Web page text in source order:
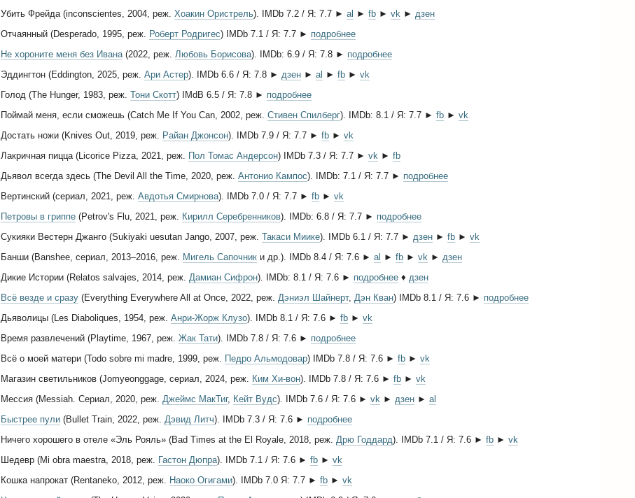
Убить Фрейда (inconscientes, 2004, реж. Хоакин Ористрель). IMDb 7.2 / Я: 7.7 ► al ► fb ► vk ► дзен
Отчаянный (Desperado, 1995, реж. Роберт Родригес) IMDb 7.1 / Я: 7.7 ► подробнее
Не хороните меня без Ивана(2022, реж. Любовь Борисова). IMDb: 6.9 / Я: 7.8 ► подробнее
Эддингтон (Eddington, 2025, реж. Ари Астер). IMDb 6.6 / Я: 7.8 ► дзен ► al ► fb ► vk
Голод (The Hunger, 1983, реж. Тони Скотт) IMdB 6.5 / Я: 7.8 ► подробнее
Поймай меня, если сможешь (Catch Me If You Can, 2002, реж. Стивен Спилберг). IMDb: 8.1 / Я: 7.7 ► fb ► vk
Достать ножи (Knives Out, 2019, реж. Райан Джонсон). IMDb 7.9 / Я: 7.7 ► fb ► vk
Лакричная пицца (Licorice Pizza, 2021, реж. Пол Томас Андерсон) IMDb 7.3 / Я: 7.7 ► vk ► fb
Дьявол всегда здесь (The Devil All the Time, 2020, реж. Антонио Кампос). IMDb: 7.1 / Я: 7.7 ► подробнее
Вертинский (сериал, 2021, реж. Авдотья Смирнова). IMDb 7.0 / Я: 7.7 ► fb ► vk
Петровы в гриппе (Petrov's Flu, 2021, реж. Кирилл Серебренников). IMDb: 6.8 / Я: 7.7 ► подробнее
Сукияки Вестерн Джанго (Sukiyaki uesutan Jango, 2007, реж. Такаси Миике). IMDb 6.1 / Я: 7.7 ► дзен ► fb ► vk
Банши (Banshee, сериал, 2013–2016, реж. Мигель Сапочник и др.). IMDb 8.4 / Я: 7.6 ► al ► fb ► vk ► дзен
Дикие Истории (Relatos salvajes, 2014, реж. Дамиан Сифрон). IMDb: 8.1 / Я: 7.6 ► подробнее ♦ дзен
Всё везде и сразу (Everything Everywhere All at Once, 2022, реж. Дэниэл Шайнерт, Дэн Кван) IMDb 8.1 / Я: 7.6 ► подробнее
Дьяволицы (Les Diaboliques, 1954, реж. Анри-Жорж Клузо). IMDb 8.1 / Я: 7.6 ► fb ► vk
Время развлечений (Playtime, 1967, реж. Жак Тати). IMDb 7.8 / Я: 7.6 ► подробнее
Всё о моей матери (Todo sobre mi madre, 1999, реж. Педро Альмодовар) IMDb 7.8 / Я: 7.6 ► fb ► vk
Магазин светильников (Jomyeonggage, сериал, 2024, реж. Ким Хи-вон). IMDb 7.8 / Я: 7.6 ► fb ► vk
Мессия (Messiah. Сериал, 2020, реж. Джеймс МакТиг, Кейт Вудс). IMDb 7.6 / Я: 7.6 ► vk ► дзен ► al
Быстрее пули (Bullet Train, 2022, реж. Дэвид Литч). IMDb 7.3 / Я: 7.6 ► подробнее
Ничего хорошего в отеле «Эль Рояль» (Bad Times at the El Royale, 2018, реж. Дрю Годдард). IMDb 7.1 / Я: 7.6 ► fb ► vk
Шедевр (Mi obra maestra, 2018, реж. Гастон Дюпра). IMDb 7.1 / Я: 7.6 ► fb ► vk
Кошка напрокат (Rentaneko, 2012, реж. Наоко Огигами). IMDb 7.0 Я: 7.7 ► fb ► vk